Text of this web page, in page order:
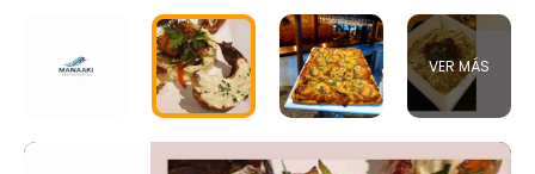
VER MÁS